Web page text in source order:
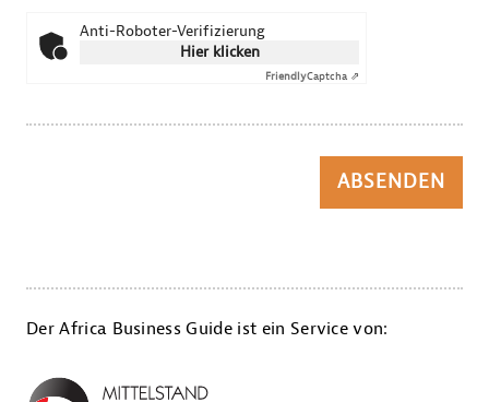
Anti-Roboter-Verifizierung
Hier klicken
FriendlyCaptcha ⇗
ABSENDEN
Der Africa Business Guide ist ein Service von: